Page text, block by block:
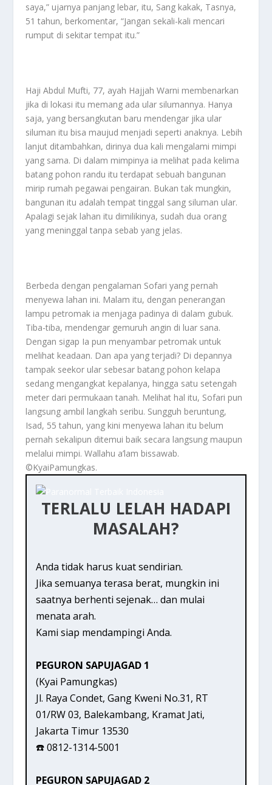
saya,” ujarnya panjang lebar, itu, Sang kakak, Tasnya,
51 tahun, berkomentar, “Jangan sekali-kali mencari
rumput di sekitar tempat itu.”
Haji Abdul Mufti, 77, ayah Hajjah Warni membenarkan
jika di lokasi itu memang ada ular silumannya. Hanya
saja, yang bersangkutan baru mendengar jika ular
siluman itu bisa maujud menjadi seperti anaknya. Lebih
lanjut ditambahkan, dirinya dua kali mengalami mimpi
yang sama. Di dalam mimpinya ia melihat pada kelima
batang pohon randu itu terdapat sebuah bangunan
mirip rumah pegawai pengairan. Bukan tak mungkin,
bangunan itu adalah tempat tinggal sang siluman ular.
Apalagi sejak lahan itu dimilikinya, sudah dua orang
yang meninggal tanpa sebab yang jelas.
Berbeda dengan pengalaman Sofari yang pernah
menyewa lahan ini. Malam itu, dengan penerangan
lampu petromak ia menjaga padinya di dalam gubuk.
Tiba-tiba, mendengar gemuruh angin di luar sana.
Dengan sigap Ia pun menyambar petromak untuk
melihat keadaan. Dan apa yang terjadi? Di depannya
tampak seekor ular sebesar batang pohon kelapa
sedang mengangkat kepalanya, hingga satu setengah
meter dari permukaan tanah. Melihat hal itu, Sofari pun
langsung ambil langkah seribu. Sungguh beruntung,
Isad, 55 tahun, yang kini menyewa lahan itu belum
pernah sekalipun ditemui baik secara langsung maupun
melalui mimpi. Wallahu a’lam bissawab.
©️KyaiPamungkas.
TERLALU LELAH HADAPI
MASALAH?
Anda tidak harus kuat sendirian.
Jika semuanya terasa berat, mungkin ini
saatnya berhenti sejenak… dan mulai
menata arah.
Kami siap mendampingi Anda.
PEGURON SAPUJAGAD 1
(Kyai Pamungkas)
Jl. Raya Condet, Gang Kweni No.31, RT
01/RW 03, Balekambang, Kramat Jati,
Jakarta Timur 13530
☎️ 0812-1314-5001
PEGURON SAPUJAGAD 2